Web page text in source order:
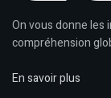
On vous donne
compréhension
En savoir plus